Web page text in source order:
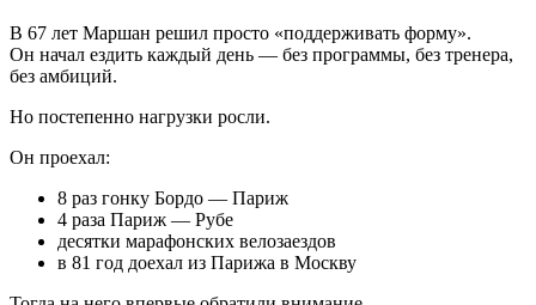
В 67 лет Маршан решил просто «поддерживать форму».
Он начал ездить каждый день — без программы, без тренера,
без амбиций.
Но постепенно нагрузки росли.
Он проехал:
8 раз гонку Бордо — Париж
4 раза Париж — Рубе
десятки марафонских велозаездов
в 81 год доехал из Парижа в Москву